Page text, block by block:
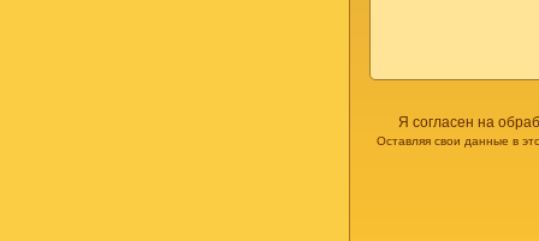
Я согласен на
Оставляя свои данные в